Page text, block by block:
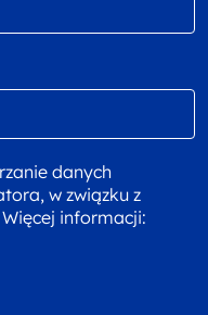
danych
w związku z
informacji: